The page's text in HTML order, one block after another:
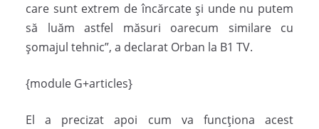
care sunt extrem de încărcate şi unde nu putem
să luăm astfel măsuri oarecum similare cu
şomajul tehnic”, a declarat Orban la B1 TV.
{module G+articles}
El a precizat apoi cum va funcţiona acest